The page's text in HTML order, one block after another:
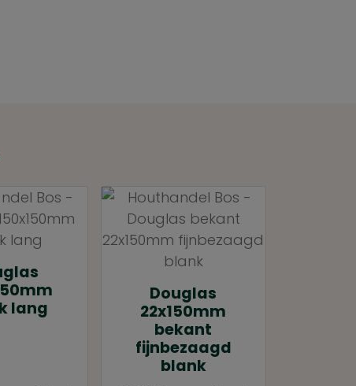
lang
Douglas
22x150mm
bekant
fijnbezaagd
blank